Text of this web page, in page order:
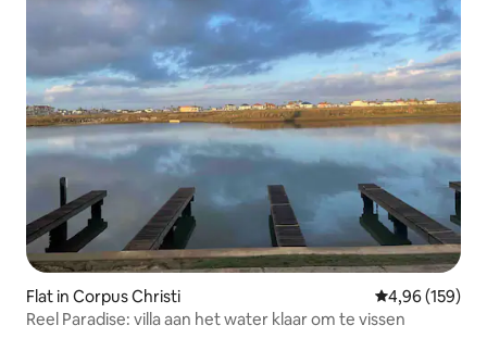
Flat in Corpus Christi Gemiddelde
4,96 (159)
Reel Paradise: villa aan het water klaar om te vissen